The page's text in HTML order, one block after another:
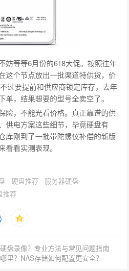
妨等等6月份的618大促。按照往年
这个节点放出一批渠道特供货，价
过要提前和供应商锁定库存，去年
单，结果想要的型号全卖空了。
险，不能光看价格。真正靠谱的供
供电方案这些细节，毕竟硬盘有
库刚到了一批带陀螺仪补偿的新版
看看实测表现。
硬盘推荐
服务器硬盘
推荐
盘录像？专业方法与常见问题指南
里？NAS存储如何配置更安全？